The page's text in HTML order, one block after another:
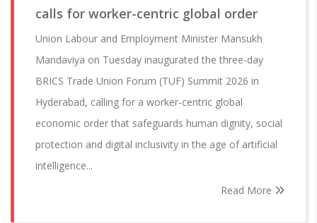
calls for worker-centric global order
Union Labour and Employment Minister Mansukh
Mandaviya on Tuesday inaugurated the three-day
BRICS Trade Union Forum (TUF) Summit 2026 in
Hyderabad, calling for a worker-centric global
economic order that safeguards human dignity, social
protection and digital inclusivity in the age of artificial
intelligence...
Read More